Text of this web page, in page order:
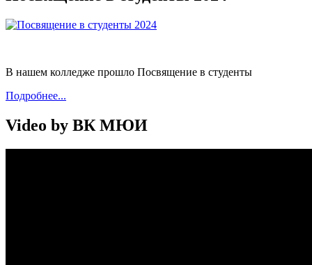
В нашем колледже прошло Посвящение в студенты
Подробнее...
Video by ВК МЮИ